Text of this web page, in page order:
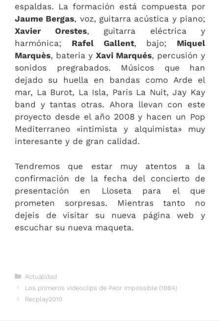
espaldas. La formación está compuesta por
Jaume Bergas, voz, guitarra acústica y piano;
Xavier Orestes, guitarra eléctrica y
harmónica; Rafel Gallent, bajo; Miquel
Marquès, bateria y Xavi Marqués, percusión y
sonidos pregrabados. Músicos que han
dejado su huella en bandas como Arde el
mar, La Burot, La Isla, Paris La Nuit, Jay Kay
band y tantas otras. Ahora llevan con este
proyecto desde el año 2008 y hacen un Pop
Mediterraneo «intimista y alquimista» muy
interesante y de gran calidad.
Tendremos que estar muy atentos a la
confirmación de la fecha del concierto de
presentación en Lloseta para el que
prometen sorpresas. Mientras tanto no
dejeis de visitar su nueva página web y
escuchar su nueva maqueta.
Categorías
Actualidad
Los primeros videoclips de Peor Impossible (1984)
Recplay2010